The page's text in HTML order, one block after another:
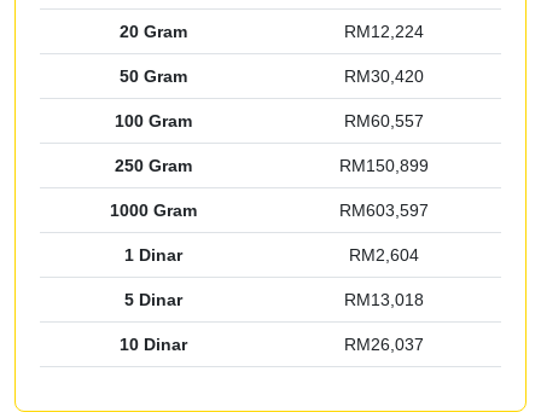
20 Gram RM12,224
50 Gram RM30,420
100 Gram RM60,557
250 Gram RM150,899
1000 Gram RM603,597
1 Dinar RM2,604
5 Dinar RM13,018
10 Dinar RM26,037